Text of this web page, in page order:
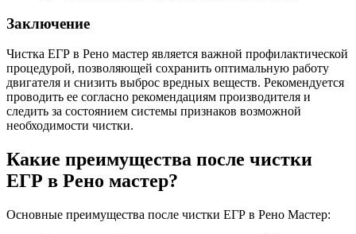
Заключение
Чистка ЕГР в Рено мастер является важной профилактической
процедурой, позволяющей сохранить оптимальную работу
двигателя и снизить выброс вредных веществ. Рекомендуется
проводить ее согласно рекомендациям производителя и
следить за состоянием системы признаков возможной
необходимости чистки.
Какие преимущества после чистки
ЕГР в Рено мастер?
Основные преимущества после чистки ЕГР в Рено Мастер: